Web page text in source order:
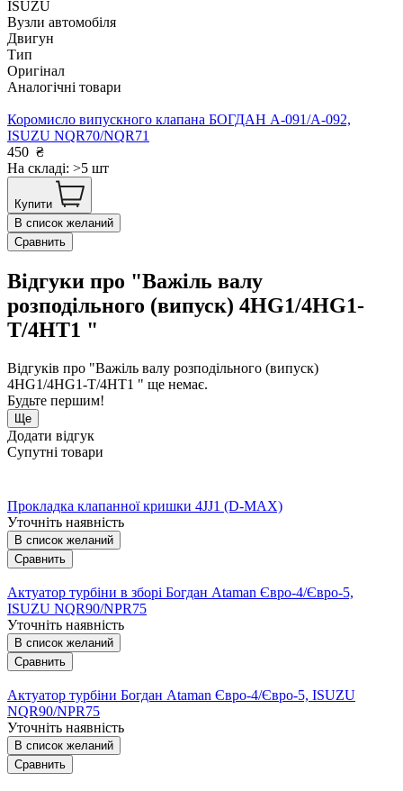
ISUZU
Вузли автомобіля
Двигун
Тип
Оригінал
Аналогічні товари
Коромисло випускного клапана БОГДАН А-091/А-092,
ISUZU NQR70/NQR71
450 ₴
На складі: >5 шт
Купити
В список желаний
Сравнить
Відгуки про "Важіль валу
розподільного (випуск) 4HG1/4HG1-
T/4HT1 "
Відгуків про "Важіль валу розподільного (випуск)
4HG1/4HG1-T/4HT1 " ще немає.
Будьте першим!
Ще
Додати відгук
Супутні товари
Прокладка клапанної кришки 4JJ1 (D-MAX)
Уточніть наявність
В список желаний
Сравнить
Актуатор турбіни в зборі Богдан Ataman Євро-4/Євро-5,
ISUZU NQR90/NPR75
Уточніть наявність
В список желаний
Сравнить
Актуатор турбіни Богдан Ataman Євро-4/Євро-5, ISUZU
NQR90/NPR75
Уточніть наявність
В список желаний
Сравнить